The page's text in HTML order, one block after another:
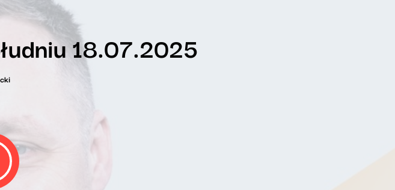
18.07.2025